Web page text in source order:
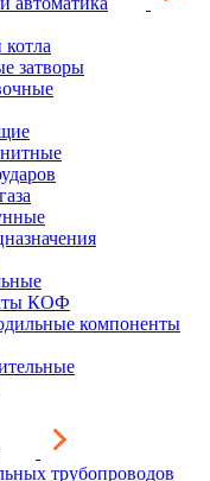
котла
затворы
КОФ
компоненты
трубопроводов